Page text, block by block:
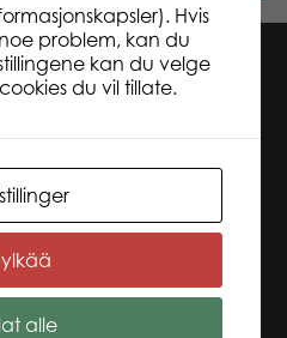
Hvis
problem, kan du
kan du velge
du vil tillate.
alle